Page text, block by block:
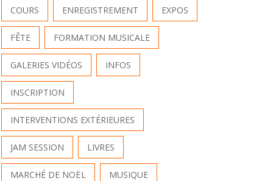
COURS ENREGISTREMENT EXPOS
FÊTE FORMATION MUSICALE
GALERIES VIDÉOS INFOS
INSCRIPTION
INTERVENTIONS EXTÉRIEURES
JAM SESSION LIVRES
MARCHÉ DE NOËL MUSIQUE